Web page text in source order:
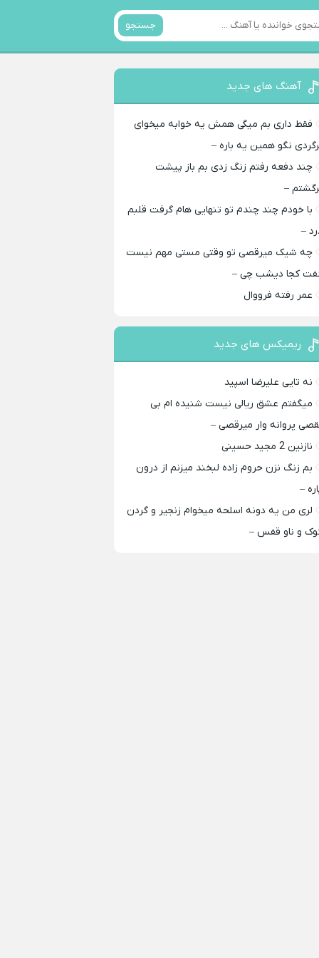
جستجو
آهنگ های جدید
فقط داری بم میگی همش یه خوابه میخوای
نگو همین یه باره –
چند دفعه رفتم زنگ زدی بم باز پیشت
–
با خودم چند چندم تو تنهایی هام گرفت قلبم
–
چه شیک میرقصی تو وقتی مستی مهم نیست
کجا دیشب چی –
عمر رفته فرووال
ریمیکس های جدید
نه تایی علیرضا اسپید
میگفتم عشق ریالی نیست شنیده ام بی
پروانه وار میرقصی –
نازنین 2 مجید حسینی
بم زنگ نزن حروم زاده لبخند میزنم از درون
–
لری من یه دونه اسلحه میخوام زﻧﺠﻴﺮ و ﮔﺮدن
و ﻧﺎو ﻗﻔﺲ –